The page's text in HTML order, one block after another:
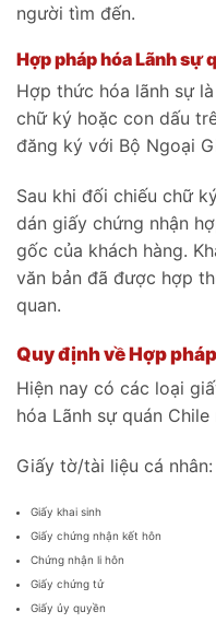
người tìm đến.
Hợp pháp hóa Lãnh sự
Hợp thức hóa lãnh sự
chữ ký hoặc con dấu
đăng ký với Bộ Ngoại
Sau khi đối chiếu chữ
dán giấy chứng nhận
gốc của khách hàng.
văn bản đã được hợp
quan.
Quy định về Hợp
Hiện nay có các loại
hóa Lãnh sự quán Chile
Giấy tờ/tài liệu cá nhân:
Giấy khai sinh
Giấy chứng nhận kết hôn
Chứng nhận li hôn
Giấy chứng tử
Giấy ủy quyền